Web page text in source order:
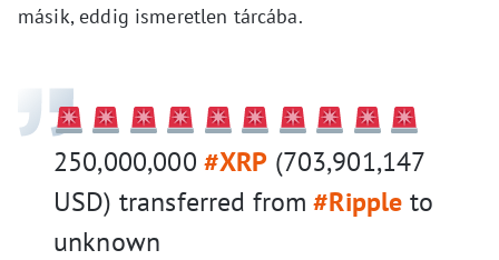
másik, eddig ismeretlen tárcába.
250,000,000 #XRP (703,901,147
USD) transferred from#Ripple to
unknown